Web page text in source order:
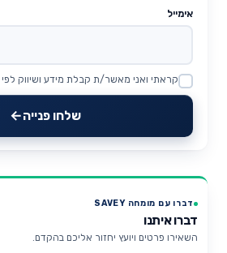
אימייל
Website
קראתי ואני מאשר/ת קבלת מידע ושיווק לפי
שלחו פנייה
דברו עם מומחה SAVEY
דברו איתנו
השאירו פרטים ויועץ יחזור אליכם בהקדם.